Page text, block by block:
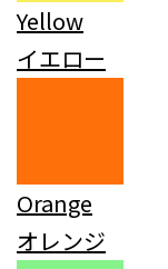
Yellow
イエロー
Orange
オレンジ